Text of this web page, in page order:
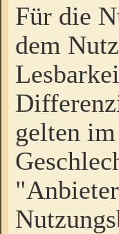
Für die
dem
gelten